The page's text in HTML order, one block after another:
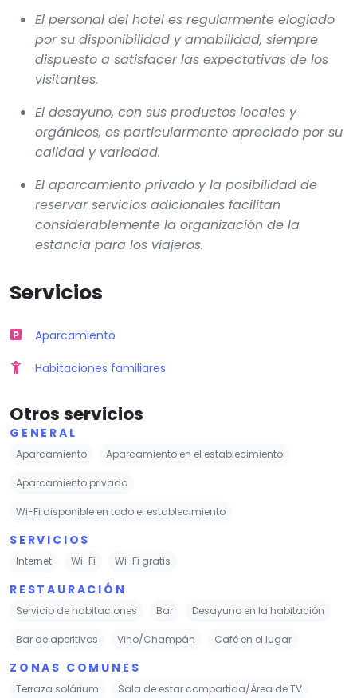
El personal del hotel es regularmente elogiado
por su disponibilidad y amabilidad, siempre
dispuesto a satisfacer las expectativas de los
visitantes.
El desayuno, con sus productos locales y
orgánicos, es particularmente apreciado por su
calidad y variedad.
El aparcamiento privado y la posibilidad de
reservar servicios adicionales facilitan
considerablemente la organización de la
estancia para los viajeros.
Servicios
Aparcamiento
Habitaciones familiares
Otros servicios
GENERAL
Aparcamiento Aparcamiento en el establecimiento
Aparcamiento privado
Wi-Fi disponible en todo el establecimiento
SERVICIOS
Internet Wi-Fi Wi-Fi gratis
RESTAURACIÓN
Servicio de habitaciones Bar Desayuno en la habitación
Bar de aperitivos Vino/Champán Café en el lugar
ZONAS COMUNES
Terraza solárium Sala de estar compartida/Área de TV